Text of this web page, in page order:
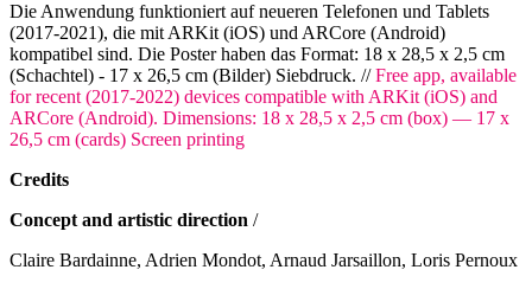
Die Anwendung funktioniert auf neueren Telefonen und Tablets
(2017-2021), die mit ARKit (iOS) und ARCore (Android)
kompatibel sind. Die Poster haben das Format: 18 x 28,5 x 2,5 cm
(Schachtel) - 17 x 26,5 cm (Bilder) Siebdruck. //Free app, available
for recent (2017-2022) devices compatible with ARKit (iOS) and
ARCore (Android). Dimensions: 18 x 28,5 x 2,5 cm (box) — 17 x
26,5 cm (cards) Screen printing
Credits
Concept and artistic direction /
Claire Bardainne, Adrien Mondot, Arnaud Jarsaillon, Loris Pernoux